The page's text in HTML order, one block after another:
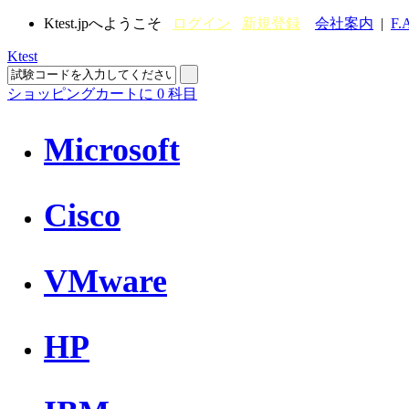
Ktest.jpへようこそ ログイン 新規登録 会社案内 |
Ktest
ショッピングカートに 0 科目
Microsoft
Cisco
VMware
HP